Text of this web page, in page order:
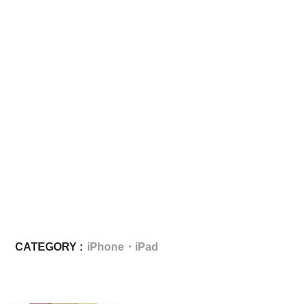
CATEGORY : iPhone・iPad